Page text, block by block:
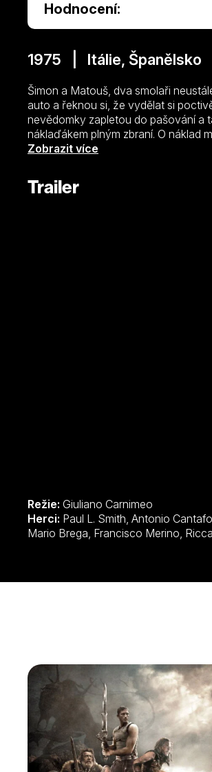
Hodnocení:
1975 | Itálie,
Šimon a Matouš, dva smolaři
auto a řeknou si, že vydělat si
nevědomky zapletou do pašování a
náklaďákem plným zbraní. O náklad
s Šéfem Morganem, která je
Zobrazit více
Trailer
Režie: Giuliano Carnimeo
Herci: